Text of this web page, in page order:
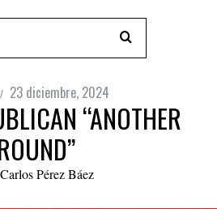
23 diciembre, 2024
“ANOTHER
Carlos Pérez Báez